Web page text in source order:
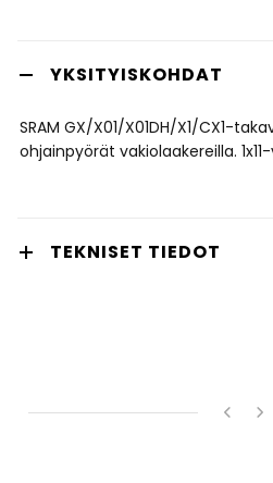
YKSITYISKOHDAT
SRAM GX/X01/X01DH/X1/CX1-
ohjainpyörät vakiolaakereilla.
TEKNISET TIEDOT